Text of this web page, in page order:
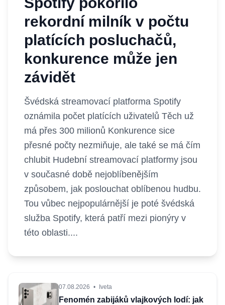
rekordní milník v počtu
platících posluchačů,
konkurence může jen
závidět
Švédská streamovací platforma Spotify
oznámila počet platících uživatelů Těch už
má přes 300 milionů Konkurence sice
přesné počty nezmiňuje, ale také se má čím
chlubit Hudební streamovací platformy jsou
v současné době nejoblíbenějším
způsobem, jak poslouchat oblíbenou hudbu.
Tou vůbec nejpopulárnější je poté švédská
služba Spotify, která patří mezi pionýry v
této oblasti....
07.08.2026 • Iveta
Fenomén zabijáků vlajkových lodí: jak